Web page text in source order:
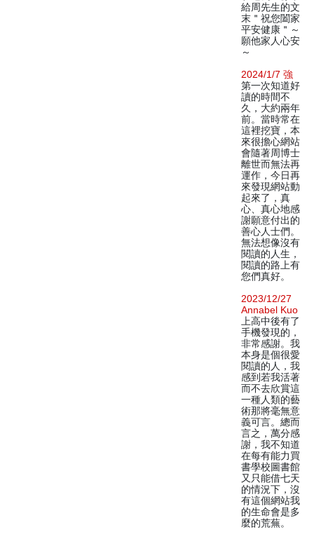
給周先生的文
末＂祝您闔家
平安健康＂～
願他家人心安
～
2024/1/7 強
第一次知道好
讀的時間不
久，大約兩年
前。當時常在
這裡挖寶，本
來很擔心網站
會隨著周博士
離世而無法再
運作，今日再
來發現網站動
起來了，真
心、真心地感
謝願意付出的
善心人士們。
無法想像沒有
閱讀的人生，
閱讀的路上有
您們真好。
2023/12/27
Annabel Kuo
上高中後有了
手機發現的，
非常感謝。我
本身是個很愛
閱讀的人，我
感到若我活著
而不去欣賞這
一種人類的藝
術那將毫無意
義可言。總而
言之，萬分感
謝，我不知道
在每有能力買
書學校圖書館
又只能借七天
的情況下，沒
有這個網站我
的生命會是多
麼的荒蕪。